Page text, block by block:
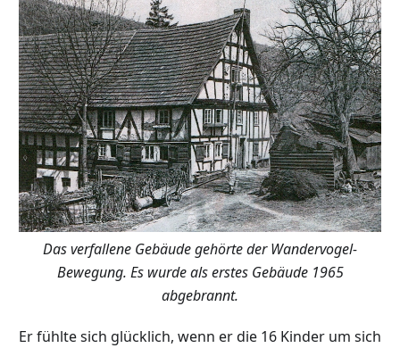
Das verfallene Gebäude gehörte der Wandervogel-
Bewegung. Es wurde als erstes Gebäude 1965
abgebrannt.
Er fühlte sich glücklich, wenn er die 16 Kinder um sich